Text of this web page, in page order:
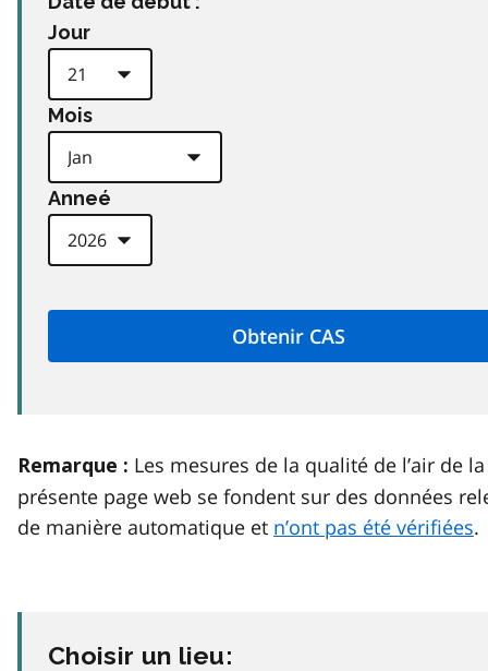
Jour
Mois
Anneé
Remarque : Les mesures de la qualité de l’air de la
présente page web se fondent sur des données
de manière automatique et n’ont pas été vérifiées.
Choisir un lieu: